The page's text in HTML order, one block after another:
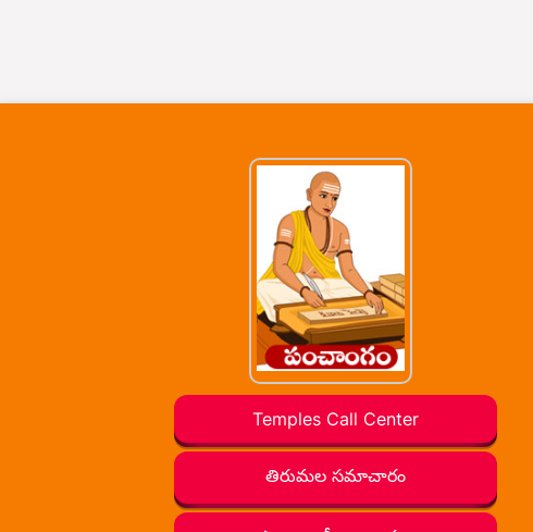
Temples Call Center
తిరుమల సమాచారం